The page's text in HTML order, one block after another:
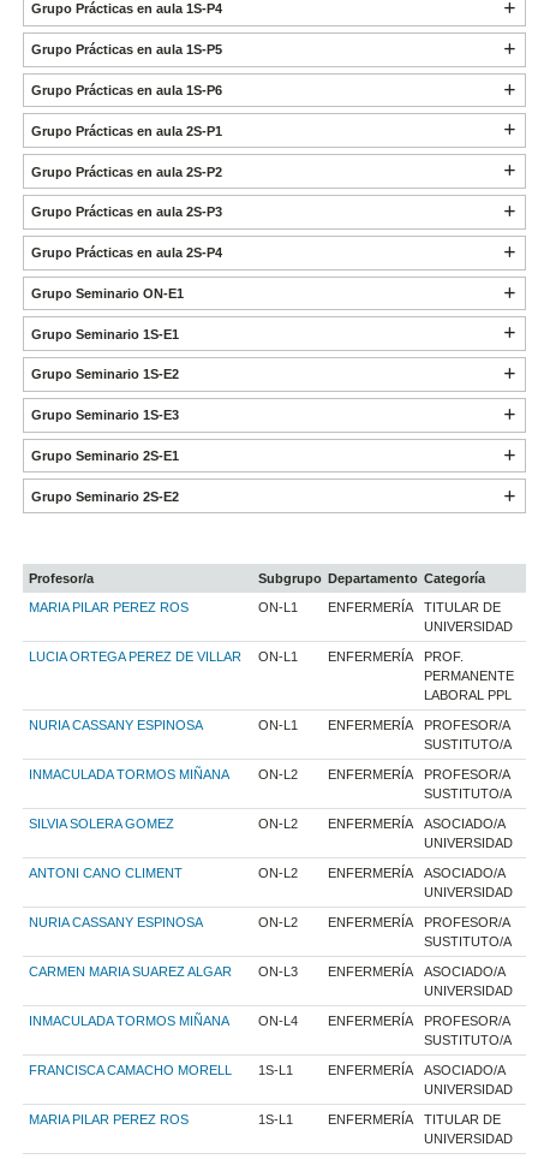
Grupo Prácticas en aula 1S-P4
Grupo Prácticas en aula 1S-P5
Grupo Prácticas en aula 1S-P6
Grupo Prácticas en aula 2S-P1
Grupo Prácticas en aula 2S-P2
Grupo Prácticas en aula 2S-P3
Grupo Prácticas en aula 2S-P4
Grupo Seminario ON-E1
Grupo Seminario 1S-E1
Grupo Seminario 1S-E2
Grupo Seminario 1S-E3
Grupo Seminario 2S-E1
Grupo Seminario 2S-E2
Profesor/a Subgrupo Departamento Categoría
MARIA PILAR PEREZ ROS
ON-L1 ENFERMERÍA
TITULAR DE
UNIVERSIDAD
LUCIA ORTEGA PEREZ DE VILLAR ON-L1 ENFERMERÍA
PROF.
PERMANENTE
LABORAL PPL
NURIA CASSANY ESPINOSA ON-L1 ENFERMERÍA
PROFESOR/A
SUSTITUTO/A
INMACULADA TORMOS MIÑANA ON-L2 ENFERMERÍA
PROFESOR/A
SUSTITUTO/A
SILVIA SOLERA GOMEZ ON-L2 ENFERMERÍA
ASOCIADO/A
UNIVERSIDAD
ANTONI CANO CLIMENT ON-L2 ENFERMERÍA
ASOCIADO/A
UNIVERSIDAD
NURIA CASSANY ESPINOSA ON-L2 ENFERMERÍA
PROFESOR/A
SUSTITUTO/A
CARMEN MARIA SUAREZ ALGAR ON-L3 ENFERMERÍA
ASOCIADO/A
UNIVERSIDAD
INMACULADA TORMOS MIÑANA ON-L4 ENFERMERÍA
PROFESOR/A
SUSTITUTO/A
FRANCISCA CAMACHO MORELL 1S-L1 ENFERMERÍA
ASOCIADO/A
UNIVERSIDAD
MARIA PILAR PEREZ ROS 1S-L1 ENFERMERÍA
TITULAR DE
UNIVERSIDAD